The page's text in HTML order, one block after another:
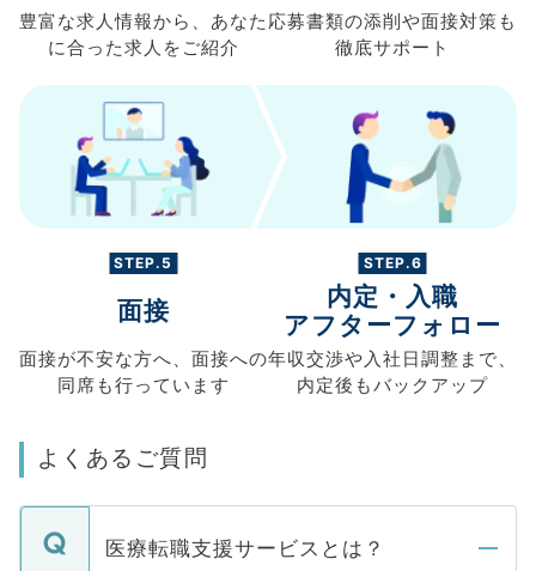
豊富な求人情報から、 あなた
に合った求人を ご紹介
応募書類の添削や面接対策も
徹底サポート
STEP.5
面接
面接が不安な方へ、 面接への
同席も行っています
STEP.6
内定・入職
アフターフォロー
年収交渉や入社日調整まで、
内定後もバックアップ
よくあるご質問
医療転職支援サービスとは？